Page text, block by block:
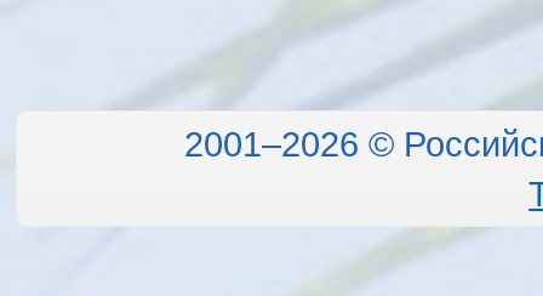
2001–2026 ©